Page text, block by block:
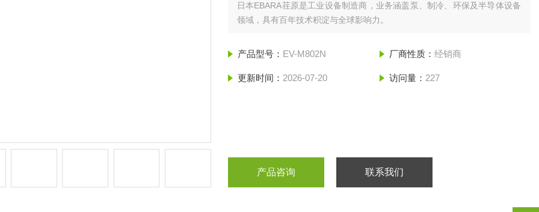
日本EBARA荏原是工业设备制造商，业务涵盖泵、制冷、环保及半导体设备
领域，具有百年技术积淀与全球影响力。
产品型号： EV-M802N 厂商性质： 经销商
更新时间： 2026-07-20 访问量： 227
产品咨询 联系我们